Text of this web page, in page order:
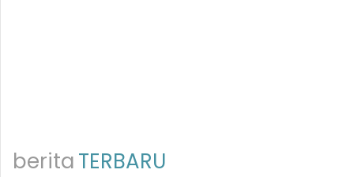
beritaTERBARU